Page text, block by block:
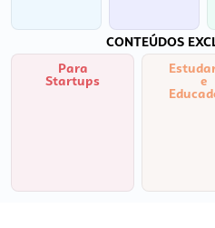
CONTEÚDOS
Para
Startups e